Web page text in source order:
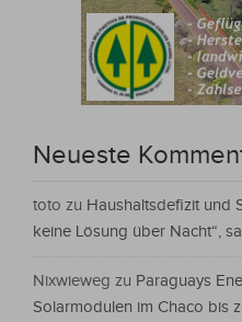
Neueste
toto zu Haushaltsdefizit und
keine Lösung über Nacht“,
Nixwieweg zu Paraguays
Solarmodulen im Chaco bis